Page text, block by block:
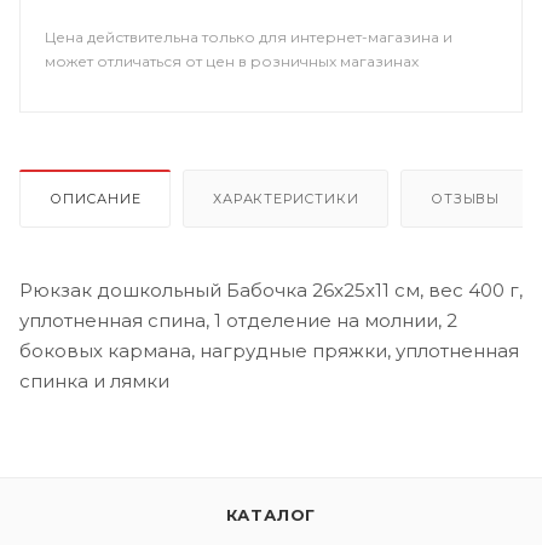
Цена действительна только для интернет-магазина и
может отличаться от цен в розничных магазинах
ОПИСАНИЕ ХАРАКТЕРИСТИКИ ОТЗЫВЫ
Рюкзак дошкольный Бабочка 26x25x11 см, вес 400 г,
уплотненная спина, 1 отделение на молнии, 2
боковых кармана, нагрудные пряжки, уплотненная
спинка и лямки
КАТАЛОГ